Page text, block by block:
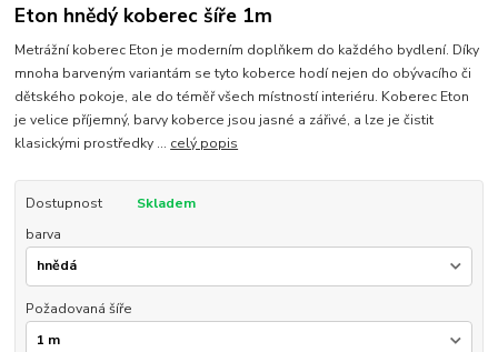
Eton hnědý koberec šíře 1m
Metrážní koberec Eton je moderním doplňkem do každého bydlení. Díky
mnoha barveným variantám se tyto koberce hodí nejen do obývacího či
dětského pokoje, ale do téměř všech místností interiéru. Koberec Eton
je velice příjemný, barvy koberce jsou jasné a zářivé, a lze je čistit
klasickými prostředky ... celý popis
Dostupnost
Skladem
barva
Požadovaná šíře